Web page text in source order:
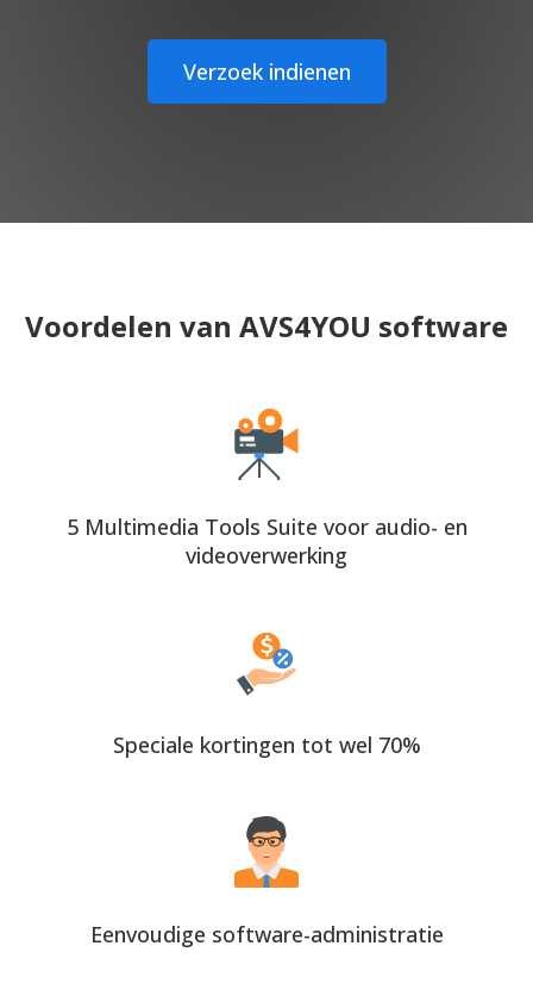
Verzoek indienen
Voordelen van AVS4YOU software
5 Multimedia Tools Suite voor audio- en
videoverwerking
Speciale kortingen tot wel 70%
Eenvoudige software-administratie